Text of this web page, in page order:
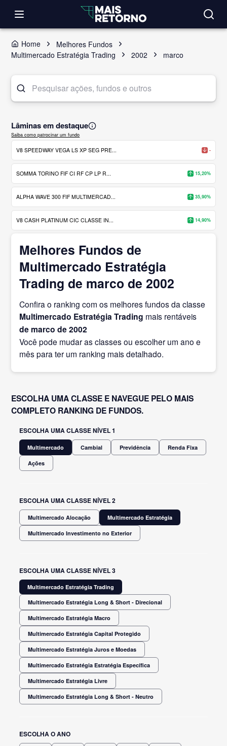
Home
Melhores Fundos
Multimercado Estratégia Trading
2002 marco
Lâminas em destaque
Saiba como patrocinar um fundo
V8 SPEEDWAY VEGA LS XP SEG PRE... -
SOMMA TORINO FIF CI RF CP LP R... 15,20%
ALPHA WAVE 300 FIF MULTIMERCAD... 35,90%
V8 CASH PLATINUM CIC CLASSE IN... 14,90%
Melhores Fundos de
Multimercado Estratégia
Trading de marco de 2002
Confira o ranking com os melhores fundos da classe
Multimercado Estratégia Trading mais rentáveis
de marco de 2002
Você pode mudar as classes ou escolher um ano e
mês para ter um ranking mais detalhado.
ESCOLHA UMA CLASSE E NAVEGUE PELO MAIS
COMPLETO RANKING DE FUNDOS.
ESCOLHA UMA CLASSE NÍVEL 1
Multimercado Cambial Previdência Renda Fixa
Ações
ESCOLHA UMA CLASSE NÍVEL 2
Multimercado Alocação Multimercado Estratégia
Multimercado Investimento no Exterior
ESCOLHA UMA CLASSE NÍVEL 3
Multimercado Estratégia Trading
Multimercado Estratégia Long & Short - Direcional
Multimercado Estratégia Macro
Multimercado Estratégia Capital Protegido
Multimercado Estratégia Juros e Moedas
Multimercado Estratégia Estratégia Específica
Multimercado Estratégia Livre
Multimercado Estratégia Long & Short - Neutro
ESCOLHA O ANO